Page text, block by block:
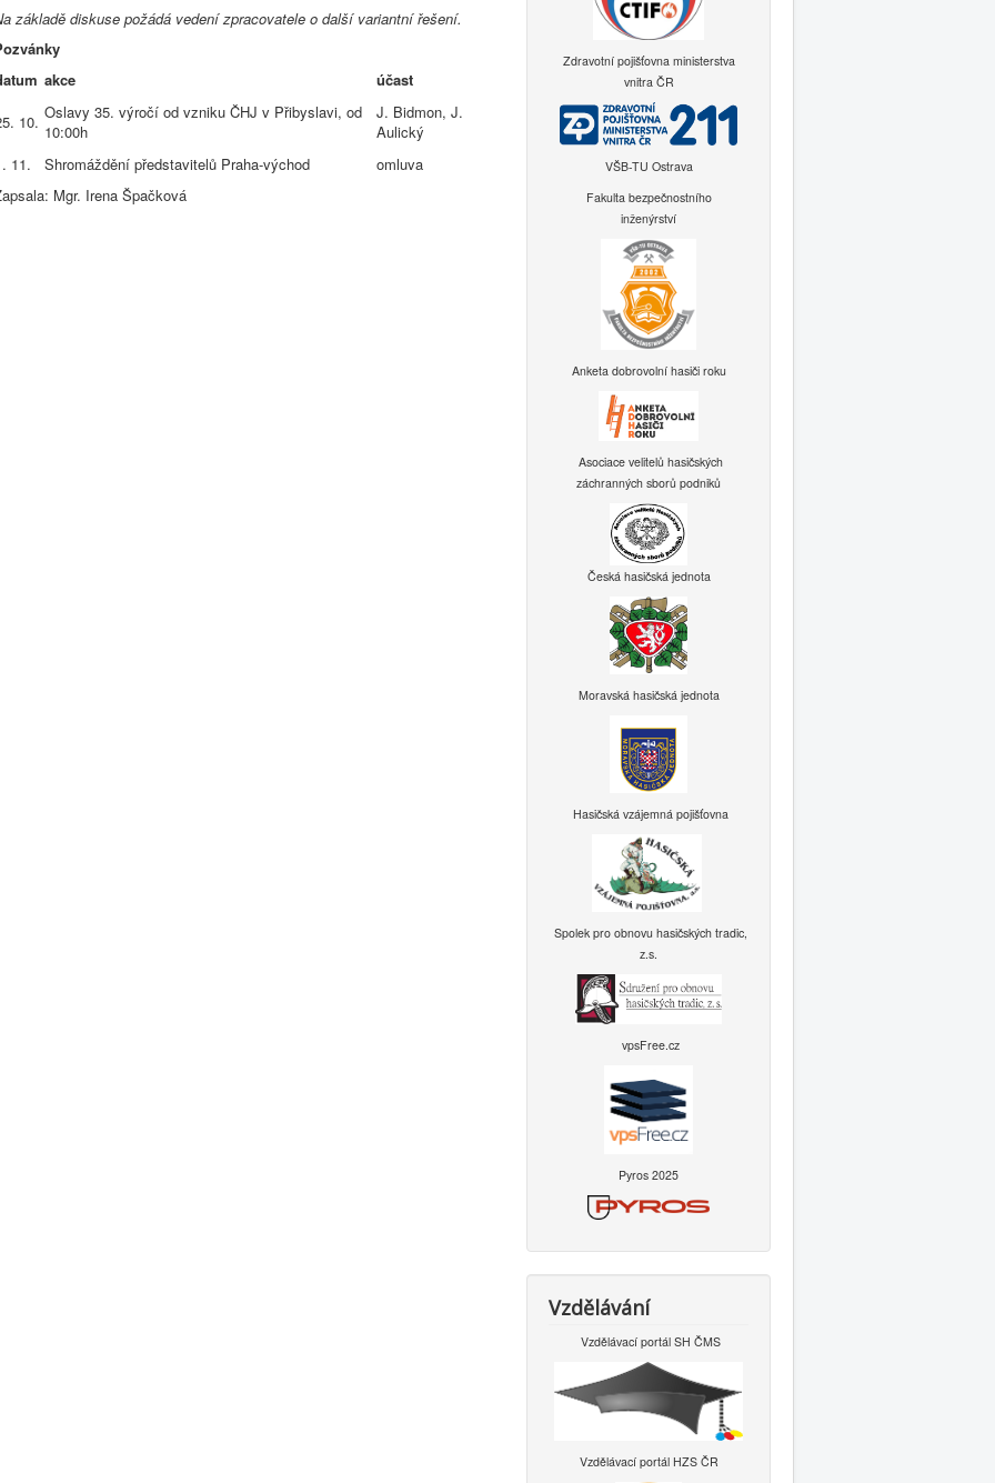
základě diskuse požádá vedení zpracovatele o další variantní řešení.
akce
účast
10. Oslavy 35. výročí od vzniku ČHJ v Přibyslavi, od
10:00h
J. Bidmon, J.
Aulický
11.
Shromáždění představitelů Praha-východ
omluva
Mgr. Irena Špačková
Zdravotní pojišťovna ministerstva
vnitra ČR
VŠB-TU Ostrava
Fakulta bezpečnostního
inženýrství
Anketa dobrovolní hasiči roku
Asociace velitelů hasičských
záchranných sborů podniků
Česká hasičská jednota
Moravská hasičská jednota
Hasičská vzájemná pojišťovna
Spolek pro obnovu hasičských tradic,
z.s.
vpsFree.cz
Pyros 2025
Vzdělávání
Vzdělávací portál SH ČMS
Vzdělávací portál HZS ČR